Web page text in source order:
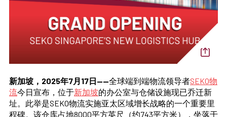
新加坡，2025年7月17日——全球端到端物流领导者SEKO物
流今日宣布，位于新加坡的办公室与仓储设施现已乔迁新
址。此举是SEKO物流实施亚太区域增长战略的一个重要里
程碑。该仓库占地8000平方英尺（约743平方米），坐落于